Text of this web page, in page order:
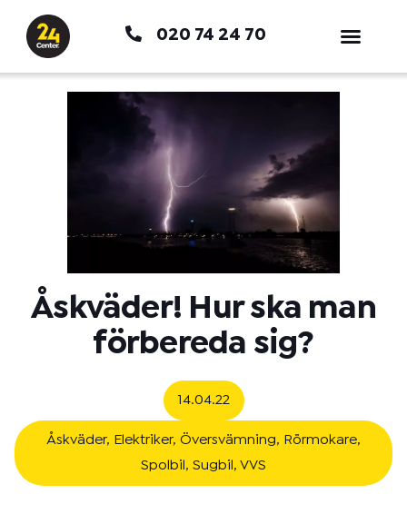
innehåll
020 74 24 70
Åskväder! Hur ska man
förbereda sig?
14.04.22
Åskväder, Elektriker, Översvämning, Rörmokare,
Spolbil , Sugbil , VVS